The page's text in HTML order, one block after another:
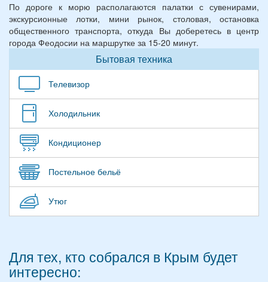
По дороге к морю располагаются палатки с сувенирами,
экскурсионные лотки, мини рынок, столовая, остановка
общественного транспорта, откуда Вы доберетесь в центр
города Феодосии на маршрутке за 15-20 минут.
Бытовая техника
Телевизор
Холодильник
Кондиционер
Постельное бельё
Утюг
Для тех, кто собрался в Крым будет
интересно: